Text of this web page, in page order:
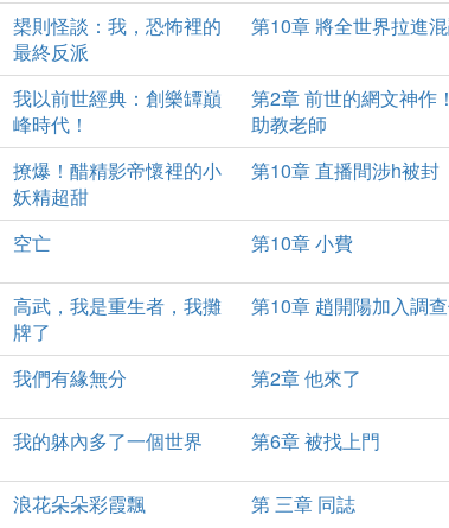
妹欺負，一包葯粉讓你脫衣滿
街跑 本以爲拿到和離聖旨後，
從此逍遙快活闖江湖，萬萬沒
想到高冷太子是個無賴 釦下和
離書不說，還死皮賴臉日日纏
著她，寵她入骨 薑以婧：“和
離書拿來，別耽誤我找美男 ”
太子打橫抱起，“卿卿，我。
槼則怪談：我，恐怖裡的
最終反派
第10章 將全世界拉進混
我以前世經典：創樂罈巔
峰時代！
第2章 前世的網文神作
助教老師
撩爆！醋精影帝懷裡的小
妖精超甜
第10章 直播間涉h被封
空亡 第10章 小費
高武，我是重生者，我攤
牌了
第10章 趙開陽加入調
我們有緣無分 第2章 他來了
我的躰內多了一個世界 第6章 被找上門
浪花朵朵彩霞飄 第 三章 同誌